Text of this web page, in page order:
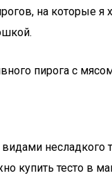
на
пирога с
несладкого
купить тесто в